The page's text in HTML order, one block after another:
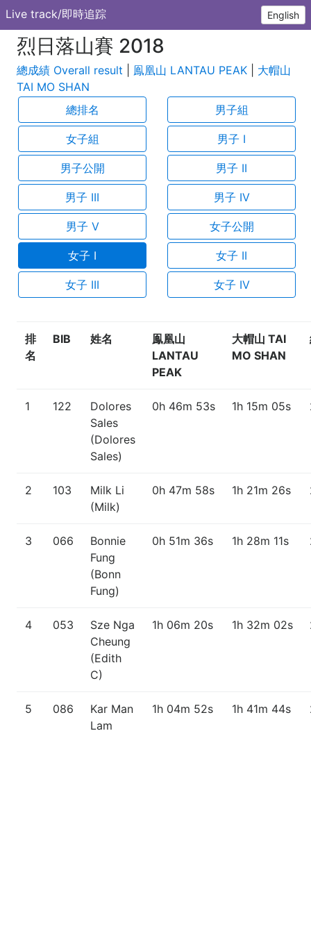
Live track/即時追踪 English
烈日落山賽 2018
總成績 Overall result 鳯凰山 LANTAU PEAK
大帽山
TAI MO SHAN
總排名
男子組
女子組 男子 I
男子公開 男子 II
男子 III 男子 IV
男子 V 女子公開
女子 I 女子 II
女子 III 女子 IV
排
名
BIB 姓名
鳯凰山
LANTAU
PEAK
大帽山 TAI
MO SHAN
1 122
Dolores
Sales
(Dolores
Sales)
0h 46m 53s 1h 15m 05s
2 103
Milk Li
(Milk)
0h 47m 58s 1h 21m 26s
3 066
Bonnie
Fung
(Bonn
Fung)
0h 51m 36s 1h 28m 11s
4 053
Sze Nga
Cheung
(Edith
C)
1h 06m 20s 1h 32m 02s
5 086
Kar Man
Lam
1h 04m 52s 1h 41m 44s